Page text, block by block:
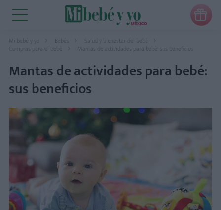

Mi bebé y yo Bebés
Salud y bienestar del bebé
Mantas de actividades para bebé: sus beneficios
Mantas de actividades para bebé:
sus beneficios